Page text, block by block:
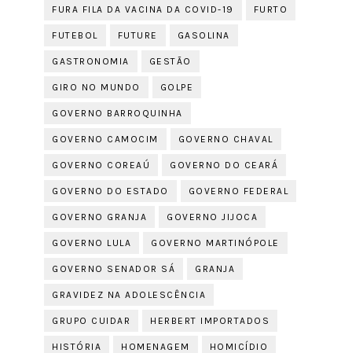
FURA FILA DA VACINA DA COVID-19 FURTO
FUTEBOL FUTURE GASOLINA
GASTRONOMIA GESTÃO
GIRO NO MUNDO GOLPE
GOVERNO BARROQUINHA
GOVERNO CAMOCIM GOVERNO CHAVAL
GOVERNO COREAÚ GOVERNO DO CEARÁ
GOVERNO DO ESTADO GOVERNO FEDERAL
GOVERNO GRANJA GOVERNO JIJOCA
GOVERNO LULA GOVERNO MARTINÓPOLE
GOVERNO SENADOR SÁ GRANJA
GRAVIDEZ NA ADOLESCÊNCIA
GRUPO CUIDAR HERBERT IMPORTADOS
HISTÓRIA HOMENAGEM HOMICÍDIO